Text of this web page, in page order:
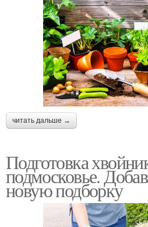
читать дальше →
Подготовка
подмосковье.
новую подборку